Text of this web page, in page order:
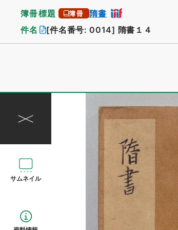
簿冊標題 簿冊 隋書
件名 [件名番号: 0014] 隋書１４
サムネイル